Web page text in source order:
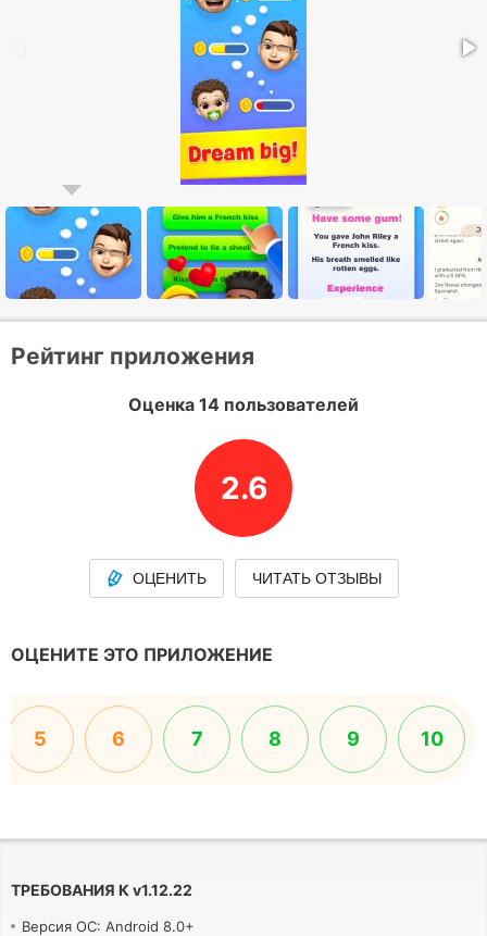
Рейтинг приложения
Оценка 14 пользователей
2.6
ОЦЕНИТЬ ЧИТАТЬ ОТЗЫВЫ
ОЦЕНИТЕ ЭТО ПРИЛОЖЕНИЕ
5 6 7 8 9 10
ТРЕБОВАНИЯ К v1.12.22
Версия ОС: Android 8.0+